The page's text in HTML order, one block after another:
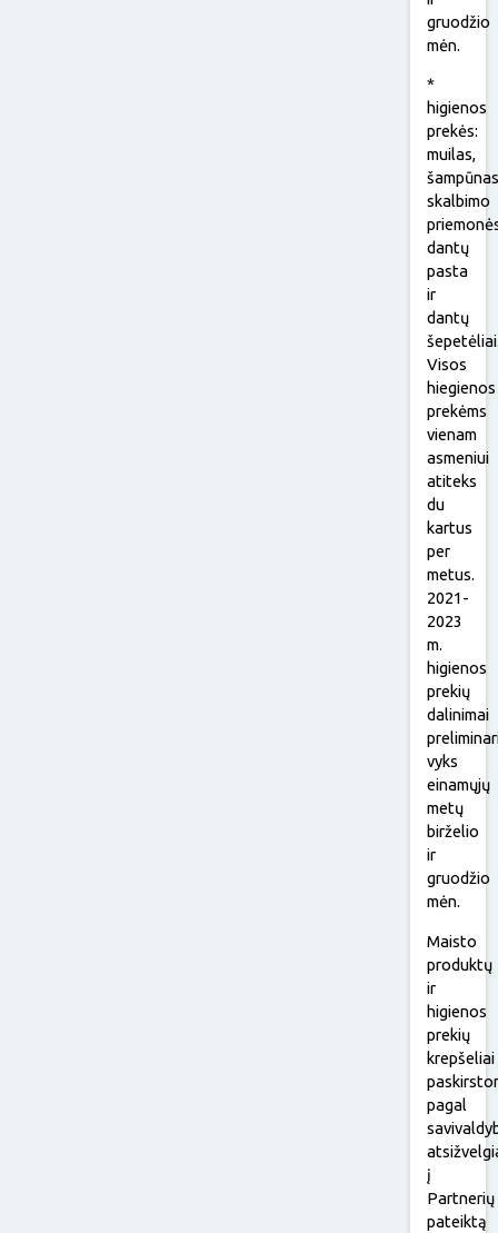
gruodžio
mėn.
*
higienos
prekės:
muilas,
skalbimo
dantų
pasta
ir
dantų
Visos
hiegienos
prekėms
vienam
asmeniui
atiteks
du
kartus
per
metus.
2021-
2023
m.
higienos
prekių
dalinimai
vyks
einamųjų
metų
birželio
ir
gruodžio
mėn.
Maisto
produktų
ir
higienos
prekių
krepšeliai
pagal
į
Partnerių
pateiktą